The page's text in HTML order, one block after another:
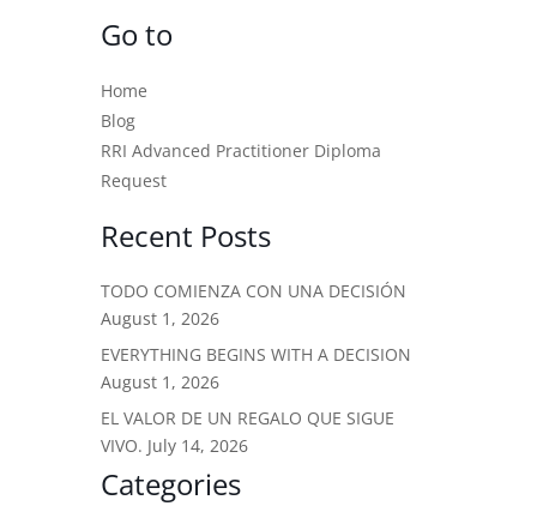
Go to
Home
Blog
RRI Advanced Practitioner Diploma
Request
Recent Posts
TODO COMIENZA CON UNA DECISIÓN
August 1, 2026
EVERYTHING BEGINS WITH A DECISION
August 1, 2026
EL VALOR DE UN REGALO QUE SIGUE
VIVO. July 14, 2026
Categories